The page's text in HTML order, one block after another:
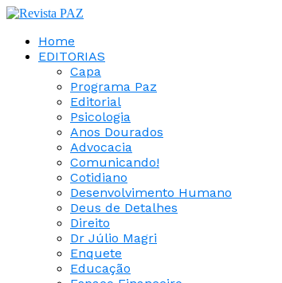
Home
EDITORIAS
Capa
Programa Paz
Editorial
Psicologia
Anos Dourados
Advocacia
Comunicando!
Cotidiano
Desenvolvimento Humano
Deus de Detalhes
Direito
Dr Júlio Magri
Enquete
Educação